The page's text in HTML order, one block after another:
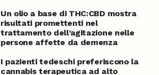
Un olio a base di THC:CBD mostra
risultati promettenti nel
trattamento dell’agitazione nelle
persone affette da demenza
I pazienti tedeschi preferiscono la
cannabis terapeutica ad alto